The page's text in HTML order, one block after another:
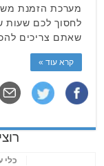
מערכת הזמנת
לחסוך לכם שעות
שאתם צריכים
קרא עוד »
כלי